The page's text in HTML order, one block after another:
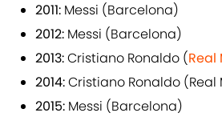
2011: Messi (Barcelona)
2012: Messi (Barcelona)
2013:Cristiano Ronaldo (Real
2014:Cristiano Ronaldo (Real
2015: Messi (Barcelona)